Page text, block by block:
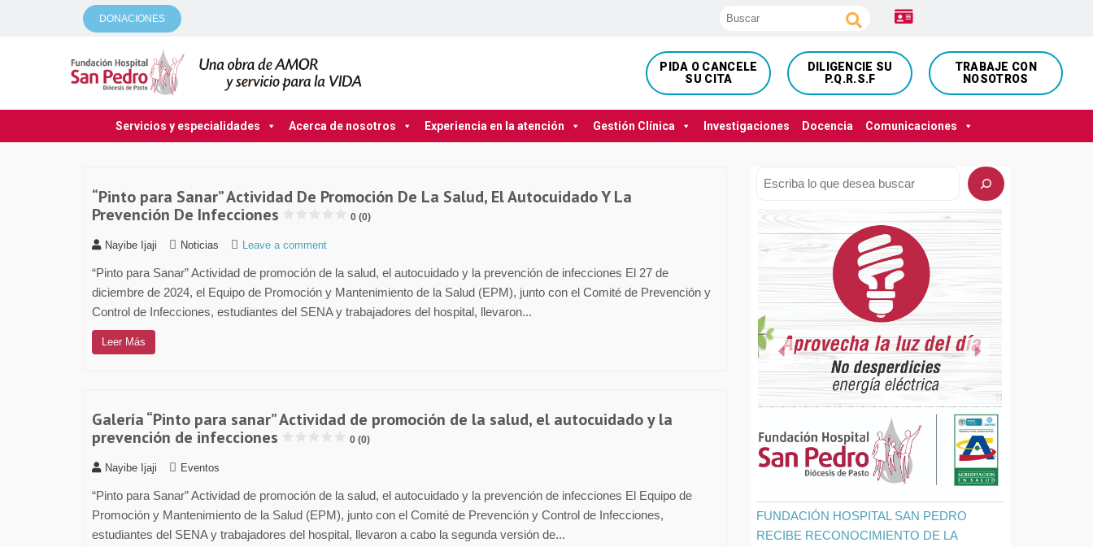
DONACIONES
PIDA O CANCELE
SU CITA
DILIGENCIE SU
P.Q.R.S.F
TRABAJE CON
NOSOTROS
Servicios y especialidades Acerca de nosotros Experiencia en la atención Gestión Clínica Investigaciones Docencia Comunicaciones
“Pinto para Sanar” Actividad De Promoción De La Salud, El Autocuidado Y La
Prevención De Infecciones
0 (0)
Nayibe Ijaji Noticias Leave a comment
“Pinto para Sanar” Actividad de promoción de la salud, el autocuidado y la prevención de infecciones El 27 de
diciembre de 2024, el Equipo de Promoción y Mantenimiento de la Salud (EPM), junto con el Comité de Prevención y
Control de Infecciones, estudiantes del SENA y trabajadores del hospital, llevaron...
Leer Más
Galería “Pinto para sanar” Actividad de promoción de la salud, el autocuidado y la
prevención de infecciones
0 (0)
Nayibe Ijaji Eventos
“Pinto para Sanar” Actividad de promoción de la salud, el autocuidado y la prevención de infecciones El Equipo de
Promoción y Mantenimiento de la Salud (EPM), junto con el Comité de Prevención y Control de Infecciones,
estudiantes del SENA y trabajadores del hospital, llevaron a cabo la segunda versión de...
FUNDACIÓN HOSPITAL SAN PEDRO
RECIBE RECONOCIMIENTO DE LA